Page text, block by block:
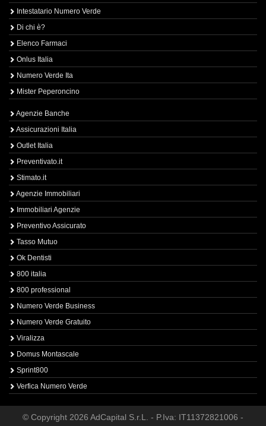
Intestatario Numero Verde
Di chi è?
Elenco Farmaci
Onlus Italia
Numero Verde Ita
Mister Peperoncino
Agenzie Banche
Assicurazioni Italia
Outlet Italia
Preventivato.it
Stimato.it
Agenzie Immobiliari
Immobiliari Agenzie
Preventivo Assicurato
Tasso Mutuo
Ok Dentisti
800 italia
800 professional
Numero Verde Business
Numero Verde Gratuito
Viralizza
Domus Montascale
Sprint800
Verfica Numero Verde
© Copyright 2026 AdCapital S.r.L. - P.Iva: IT11372821006 -